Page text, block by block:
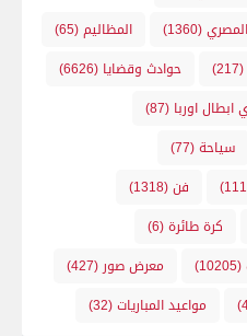
(1360) المظاليم(65)
(217) حوادث وقضايا (6626)
ابطال اوربا (87)
سياحة(77)
فن(1318)
كرة طائرة(6)
(10205) معرض صور (427)
مواعيد المباريات(32)